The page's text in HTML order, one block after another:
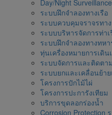
Day/Night
ระบบฝึกจำลองทางเรือ
ระบบควบคุมจราจรทา
ระบบบริหารจัดการท่าเ
ระบบฝึกจำลองทางทหา
ทุ่นเครื่องหมายการเดิน
ระบบจัดการและติดตา
ระบบยกและเคลื่อนย้าย
โครงการปักไม้ไผ่
โครงการปะการังเทียม
บริการขุดลอกร่องน้ำ
Corrosion Protection